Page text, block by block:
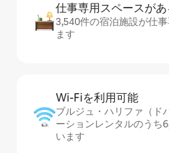
仕事専用ス⁠ペ⁠ー⁠スが
3,540件の宿泊施設が仕
ます
Wi-Fiを利⁠用⁠可⁠能
ブルジュ・ハリファ（ド
ーションレンタルのうち
います